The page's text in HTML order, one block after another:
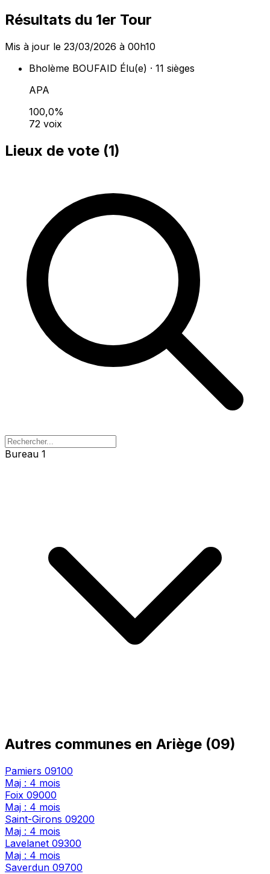
Résultats du 1er Tour
Mis à jour le 23/03/2026 à 00h10
Bholème BOUFAID Élu(e) · 11 sièges
APA
100,0%
72 voix
Lieux de vote (1)
Bureau 1
Autres communes en Ariège (09)
Pamiers 09100
Maj : 4 mois
Foix 09000
Maj : 4 mois
Saint-Girons 09200
Maj : 4 mois
Lavelanet 09300
Maj : 4 mois
Saverdun 09700